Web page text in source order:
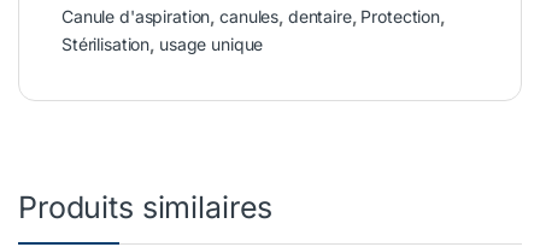
Canule d'aspiration,canules, dentaire, Protection,
Stérilisation, usage unique
Produits similaires